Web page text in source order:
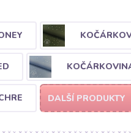
DALŠÍ PRODUKTY